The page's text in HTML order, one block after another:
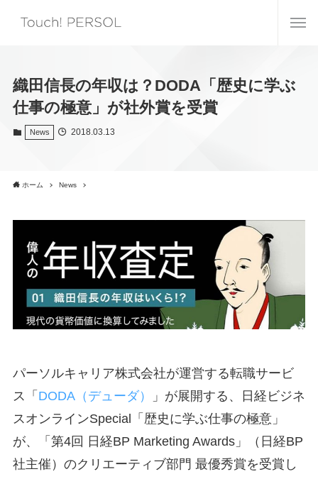
織田信長の年収は？DODA「歴史に学ぶ
仕事の極意」が社外賞を受賞
News 2018.03.13
ホーム News
パーソルキャリア株式会社が運営する転職サービ
ス「 DODA（デューダ）
」が展開する、日経ビジネ
スオンラインSpecial「歴史に学ぶ仕事の極意」
が、「第4回 日経BP Marketing Awards」（日経BP
社主催）のクリエーティブ部門 最優秀賞を受賞し